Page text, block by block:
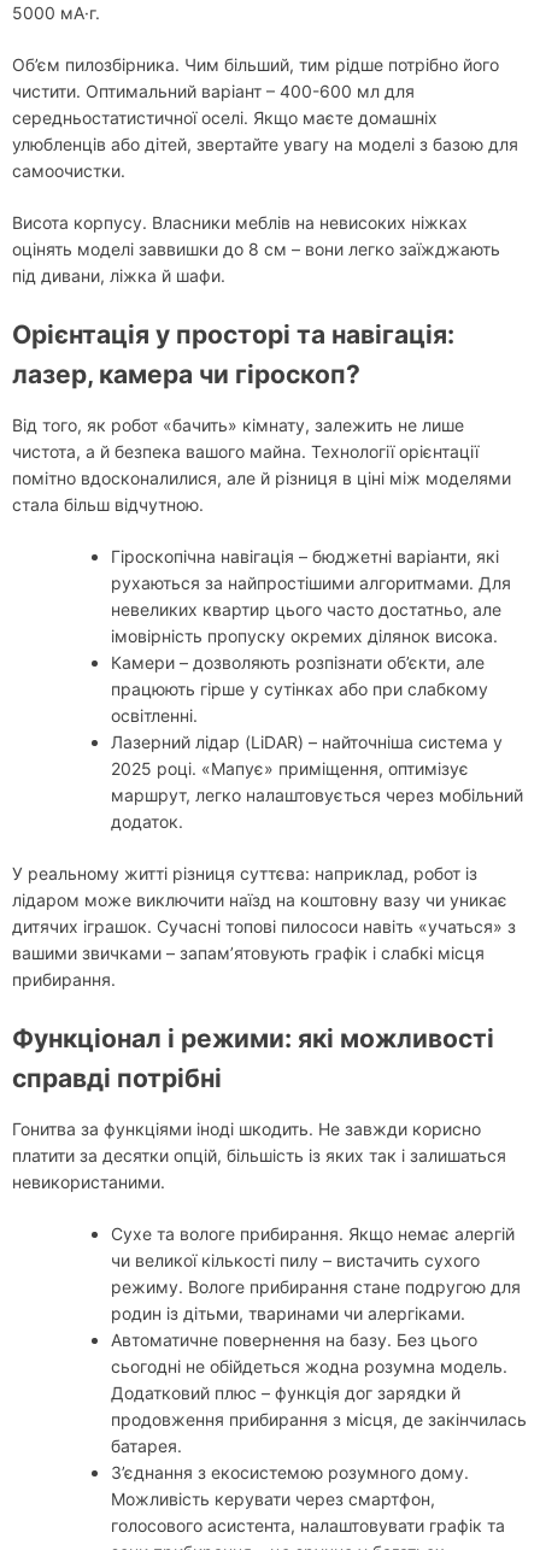
5000 мА·г.
Об’єм пилозбірника. Чим більший, тим рідше потрібно його
чистити. Оптимальний варіант – 400-600 мл для
середньостатистичної оселі. Якщо маєте домашніх
улюбленців або дітей, звертайте увагу на моделі з базою для
самоочистки.
Висота корпусу. Власники меблів на невисоких ніжках
оцінять моделі заввишки до 8 см – вони легко заїжджають
під дивани, ліжка й шафи.
Орієнтація у просторі та навігація:
лазер, камера чи гіроскоп?
Від того, як робот «бачить» кімнату, залежить не лише
чистота, а й безпека вашого майна. Технології орієнтації
помітно вдосконалилися, але й різниця в ціні між моделями
стала більш відчутною.
Гіроскопічна навігація – бюджетні варіанти, які
рухаються за найпростішими алгоритмами. Для
невеликих квартир цього часто достатньо, але
імовірність пропуску окремих ділянок висока.
Камери – дозволяють розпізнати об’єкти, але
працюють гірше у сутінках або при слабкому
освітленні.
Лазерний лідар (LiDAR) – найточніша система у
2025 році. «Мапує» приміщення, оптимізує
маршрут, легко налаштовується через мобільний
додаток.
У реальному житті різниця суттєва: наприклад, робот із
лідаром може виключити наїзд на коштовну вазу чи уникає
дитячих іграшок. Сучасні топові пилососи навіть «учаться» з
вашими звичками – запам’ятовують графік і слабкі місця
прибирання.
Функціонал і режими: які можливості
справді потрібні
Гонитва за функціями іноді шкодить. Не завжди корисно
платити за десятки опцій, більшість із яких так і залишаться
невикористаними.
Сухе та вологе прибирання. Якщо немає алергій
чи великої кількості пилу – вистачить сухого
режиму. Вологе прибирання стане подругою для
родин із дітьми, тваринами чи алергіками.
Автоматичне повернення на базу. Без цього
сьогодні не обійдеться жодна розумна модель.
Додатковий плюс – функція дог зарядки й
продовження прибирання з місця, де закінчилась
батарея.
З’єднання з екосистемою розумного дому.
Можливість керувати через смартфон,
голосового асистента, налаштовувати графік та